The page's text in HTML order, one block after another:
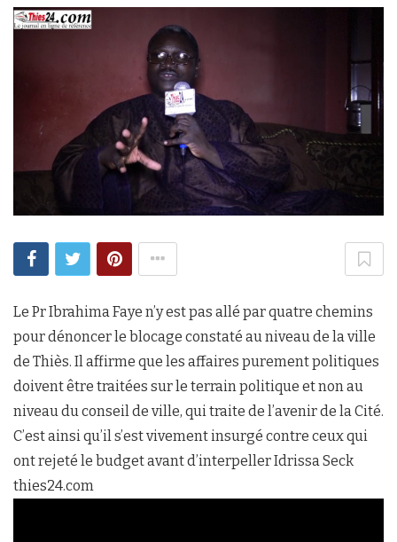
Le Pr Ibrahima Faye n’y est pas allé par quatre chemins
pour dénoncer le blocage constaté au niveau de la ville
de Thiès. Il affirme que les affaires purement politiques
doivent être traitées sur le terrain politique et non au
niveau du conseil de ville, qui traite de l’avenir de la Cité.
C’est ainsi qu’il s’est vivement insurgé contre ceux qui
ont rejeté le budget avant d’interpeller Idrissa Seck
thies24.com